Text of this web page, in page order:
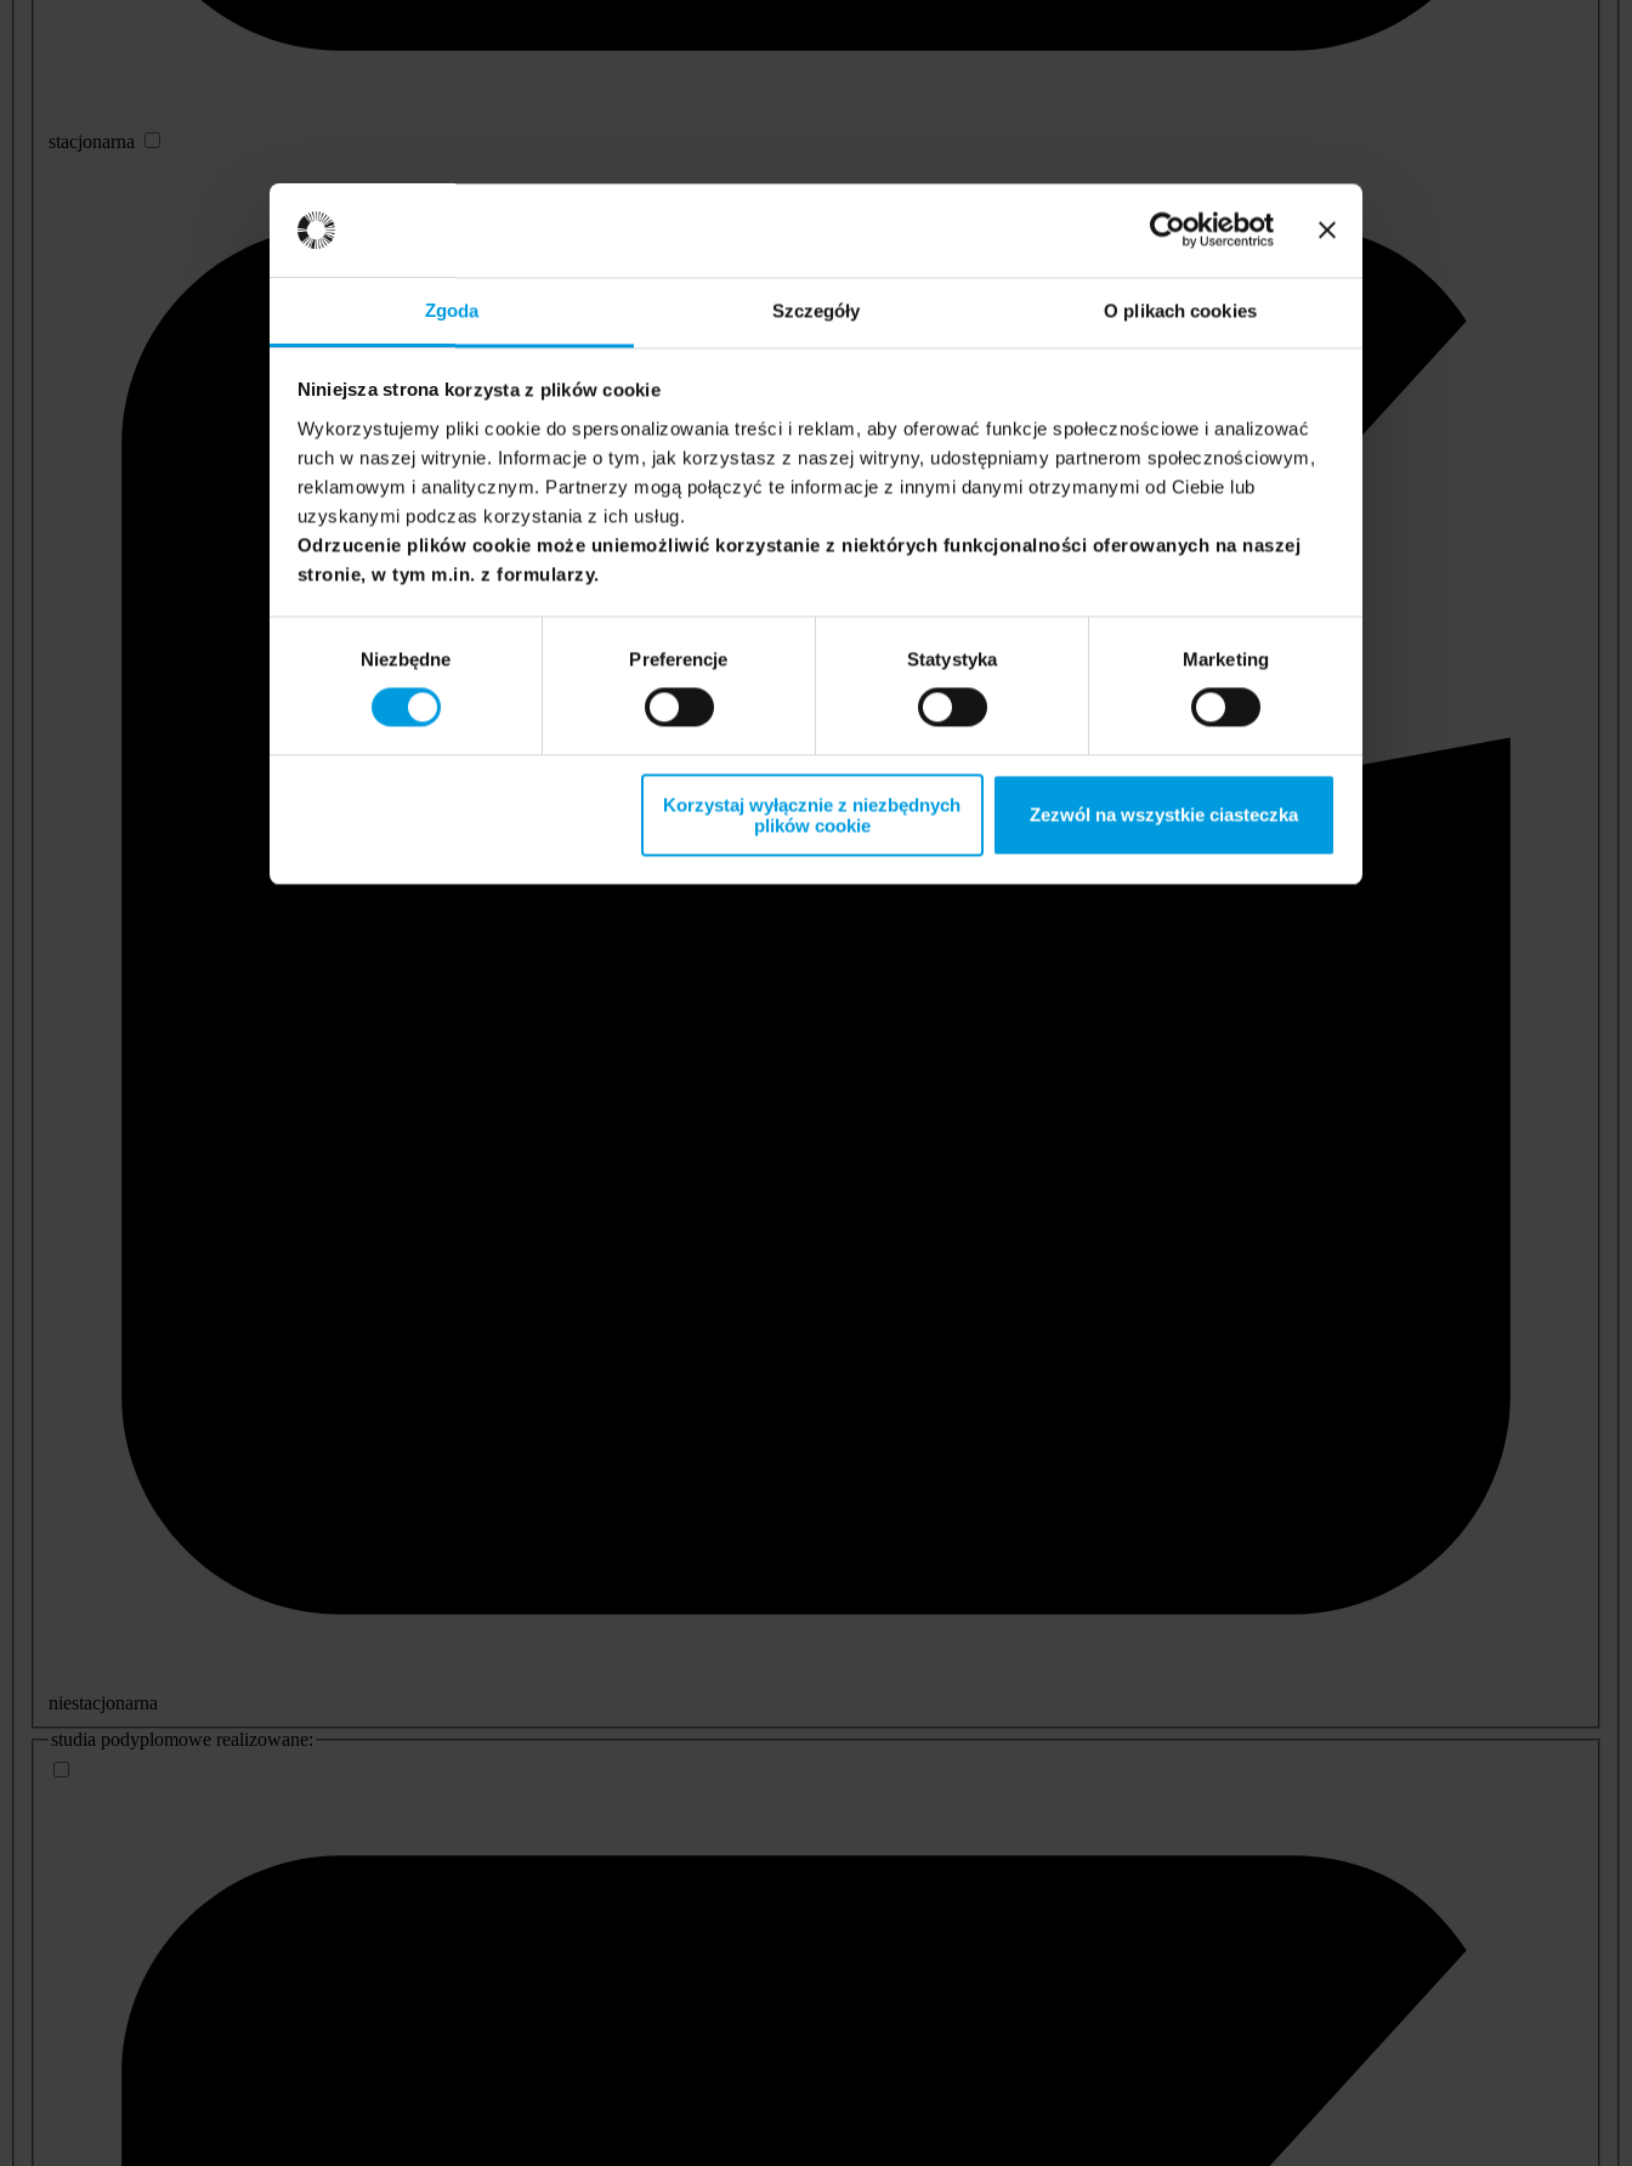
Zgoda Szczegóły O plikach cookies
Niniejsza strona korzysta z plików cookie
Wykorzystujemy pliki cookie do spersonalizowania treści i reklam, aby oferować funkcje społecznościowe i analizować
ruch w naszej witrynie. Informacje o tym, jak korzystasz z naszej witryny, udostępniamy partnerom społecznościowym,
reklamowym i analitycznym. Partnerzy mogą połączyć te informacje z innymi danymi otrzymanymi od Ciebie lub
uzyskanymi podczas korzystania z ich usług.
Odrzucenie plików cookie może uniemożliwić korzystanie z niektórych funkcjonalności oferowanych na naszej
stronie, w tym m.in. z formularzy.
Niezbędne Preferencje Statystyka Marketing
Korzystaj wyłącznie z niezbędnych
plików cookie
Zezwól na wszystkie ciasteczka
stacjonarna
niestacjonarna
studia podyplomowe realizowane: